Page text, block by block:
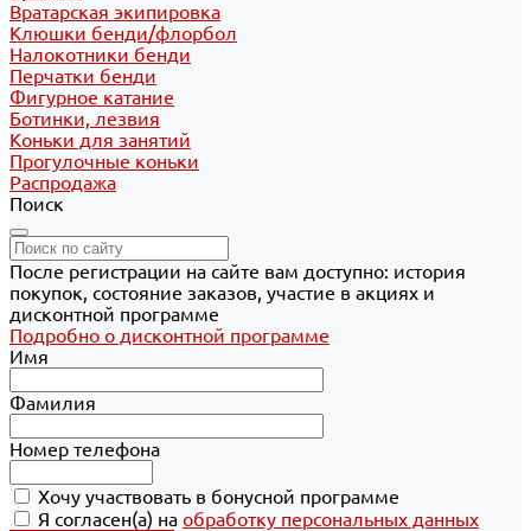
Вратарская экипировка
Клюшки бенди/флорбол
Налокотники бенди
Перчатки бенди
Фигурное катание
Ботинки, лезвия
Коньки для занятий
Прогулочные коньки
Распродажа
Поиск
После регистрации на сайте вам доступно: история
покупок, состояние заказов, участие в акциях и
дисконтной программе
Подробно о дисконтной программе
Имя
Фамилия
Номер телефона
Хочу участвовать в бонусной программе
Я согласен(а) на обработку персональных данных